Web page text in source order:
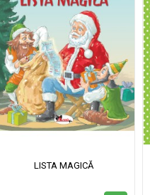
LISTA MAGICĂ